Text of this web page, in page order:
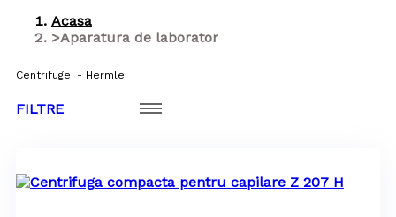
Acasa
Aparatura de laborator
Centrifuge: - Hermle
FILTRE